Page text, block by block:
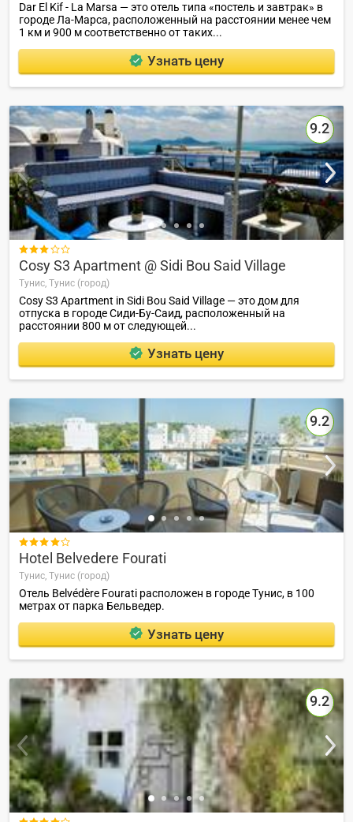
Dar El Kif - La Marsa — это отель типа «постель и завтрак» в
городе Ла-Марса, расположенный на расстоянии менее чем
1 км и 900 м соответственно от таких...
Узнать цену
9.2

Cosy S3 Apartment @ Sidi Bou Said Village
Тунис, Тунис (город)
Cosy S3 Apartment in Sidi Bou Said Village — это дом для
отпуска в городе Сиди-Бу-Саид, расположенный на
расстоянии 800 м от следующей...
Узнать цену
9.2

Hotel Belvedere Fourati
Тунис, Тунис (город)
Отель Belvédère Fourati расположен в городе Тунис, в 100
метрах от парка Бельведер.
Узнать цену
9.2